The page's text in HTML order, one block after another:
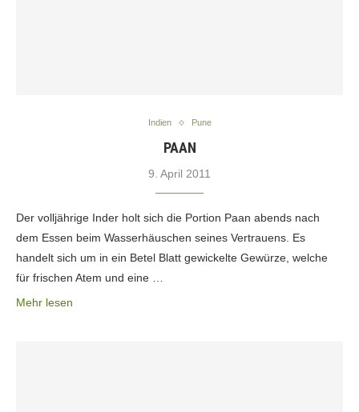
Indien Pune
PAAN
9. April 2011
Der volljährige Inder holt sich die Portion Paan abends nach
dem Essen beim Wasserhäuschen seines Vertrauens. Es
handelt sich um in ein Betel Blatt gewickelte Gewürze, welche
für frischen Atem und eine …
Mehr lesen